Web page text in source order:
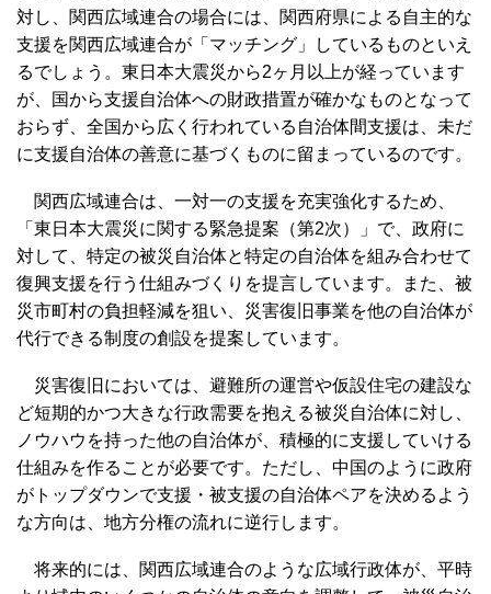
対し、関西広域連合の場合には、関西府県による自主的な
支援を関西広域連合が「マッチング」しているものといえ
るでしょう。東日本大震災から2ヶ月以上が経っています
が、国から支援自治体への財政措置が確かなものとなって
おらず、全国から広く行われている自治体間支援は、未だ
に支援自治体の善意に基づくものに留まっているのです。
関西広域連合は、一対一の支援を充実強化するため、
「東日本大震災に関する緊急提案（第2次）」で、政府に
対して、特定の被災自治体と特定の自治体を組み合わせて
復興支援を行う仕組みづくりを提言しています。また、被
災市町村の負担軽減を狙い、災害復旧事業を他の自治体が
代行できる制度の創設を提案しています。
災害復旧においては、避難所の運営や仮設住宅の建設な
ど短期的かつ大きな行政需要を抱える被災自治体に対し、
ノウハウを持った他の自治体が、積極的に支援していける
仕組みを作ることが必要です。ただし、中国のように政府
がトップダウンで支援・被支援の自治体ペアを決めるよう
な方向は、地方分権の流れに逆行します。
将来的には、関西広域連合のような広域行政体が、平時